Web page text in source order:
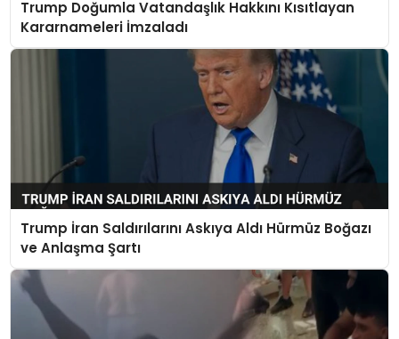
Trump Doğumla Vatandaşlık Hakkını Kısıtlayan
Kararnameleri İmzaladı
Trump İran Saldırılarını Askıya Aldı Hürmüz Boğazı
ve Anlaşma Şartı